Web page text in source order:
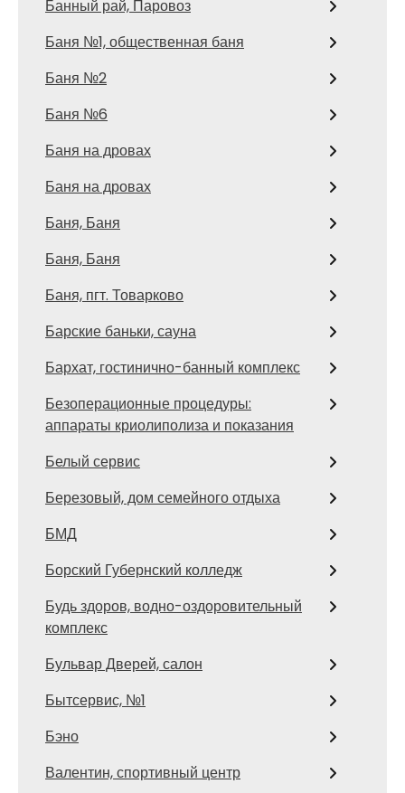
Банный рай, Паровоз
Баня №1, общественная баня
Баня №2
Баня №6
Баня на дровах
Баня на дровах
Баня, Баня
Баня, Баня
Баня, пгт. Товарково
Барские баньки, сауна
Бархат, гостинично-банный комплекс
Безоперационные процедуры:
аппараты криолиполиза и показания
Белый сервис
Березовый, дом семейного отдыха
БМД
Борский Губернский колледж
Будь здоров, водно-оздоровительный
комплекс
Бульвар Дверей, салон
Бытсервис, №1
Бэно
Валентин, спортивный центр